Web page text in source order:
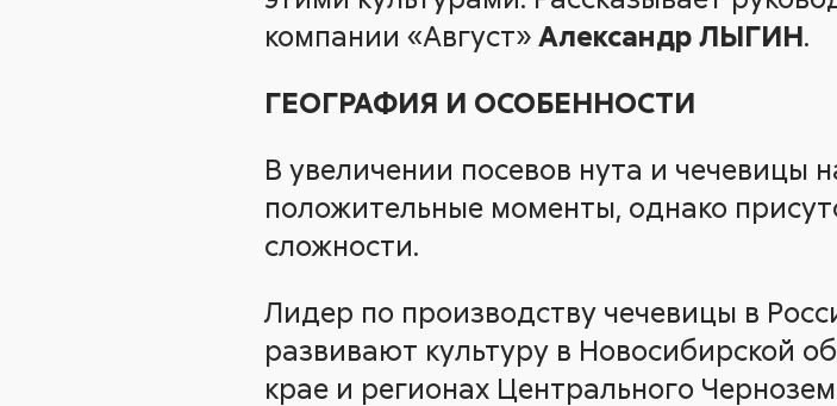
компании «Август» Александр ЛЫГИН.
ГЕОГРАФИЯ И ОСОБЕННОСТИ
В увеличении посевов нута и чечевицы
положительные моменты, однако
сложности.
Лидер по производству чечевицы в
развивают культуру в Новосибирской
крае и регионах Центрального